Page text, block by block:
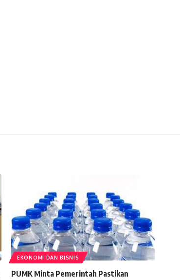
EKONOMI DAN BISNIS
PUMK Minta Pemerintah Pastikan